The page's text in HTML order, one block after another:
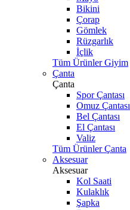
Bikini
Çorap
Gömlek
Rüzgarlık
İçlik
Tüm Ürünler Giyim
Çanta
Çanta
Spor Çantası
Omuz Çantası
Bel Çantası
El Çantası
Valiz
Tüm Ürünler Çanta
Aksesuar
Aksesuar
Kol Saati
Kulaklık
Şapka